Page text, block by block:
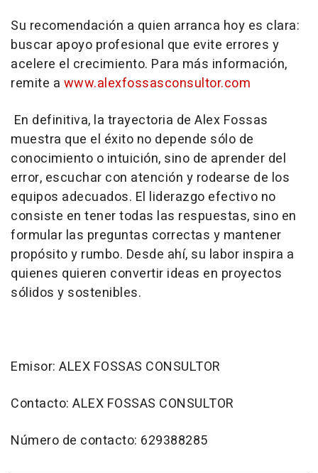
Su recomendación a quien arranca hoy es clara:
buscar apoyo profesional que evite errores y
acelere el crecimiento. Para más información,
remite a www.alexfossasconsultor.com
En definitiva, la trayectoria de Alex Fossas
muestra que el éxito no depende sólo de
conocimiento o intuición, sino de aprender del
error, escuchar con atención y rodearse de los
equipos adecuados. El liderazgo efectivo no
consiste en tener todas las respuestas, sino en
formular las preguntas correctas y mantener
propósito y rumbo. Desde ahí, su labor inspira a
quienes quieren convertir ideas en proyectos
sólidos y sostenibles.
Emisor: ALEX FOSSAS CONSULTOR
Contacto: ALEX FOSSAS CONSULTOR
Número de contacto: 629388285